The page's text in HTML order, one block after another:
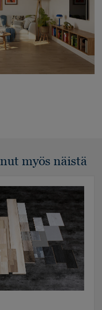
myös näistä